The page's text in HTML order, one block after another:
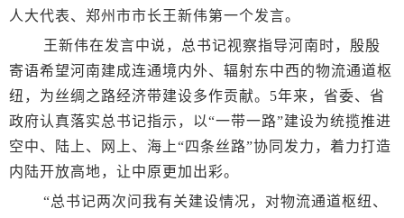
人大代表、郑州市市长王新伟第一个发言。
王新伟在发言中说，总书记视察指导河南时，殷殷
寄语希望河南建成连通境内外、辐射东中西的物流通道枢
纽，为丝绸之路经济带建设多作贡献。5年来，省委、省
政府认真落实总书记指示，以“一带一路”建设为统揽推进
空中、陆上、网上、海上“四条丝路”协同发力，着力打造
内陆开放高地，让中原更加出彩。
“总书记两次问我有关建设情况，对物流通道枢纽、